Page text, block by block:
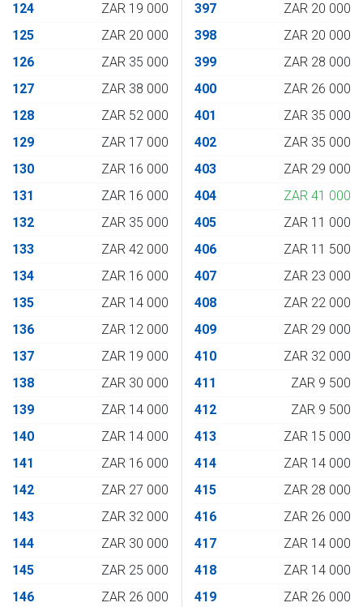
124
ZAR 19 000
125
ZAR 20 000
126
ZAR 35 000
127
ZAR 38 000
128
ZAR 52 000
129
ZAR 17 000
130
ZAR 16 000
131
ZAR 16 000
132
ZAR 35 000
133
ZAR 42 000
134
ZAR 16 000
135
ZAR 14 000
136
ZAR 12 000
137
ZAR 19 000
138
ZAR 30 000
139
ZAR 14 000
140
ZAR 14 000
141
ZAR 16 000
142
ZAR 27 000
143
ZAR 32 000
144
ZAR 30 000
145
ZAR 25 000
146
ZAR 26 000
397
ZAR 20 000
398
ZAR 20 000
399
ZAR 28 000
400
ZAR 26 000
401
ZAR 35 000
402
ZAR 35 000
403
ZAR 29 000
404
ZAR 41 000
405
ZAR 11 000
406
ZAR 11 500
407
ZAR 23 000
408
ZAR 22 000
409
ZAR 29 000
410
ZAR 32 000
411
ZAR 9 500
412
ZAR 9 500
413
ZAR 15 000
414
ZAR 14 000
415
ZAR 28 000
416
ZAR 26 000
417
ZAR 14 000
418
ZAR 14 000
419
ZAR 26 000